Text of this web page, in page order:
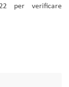
per verificare